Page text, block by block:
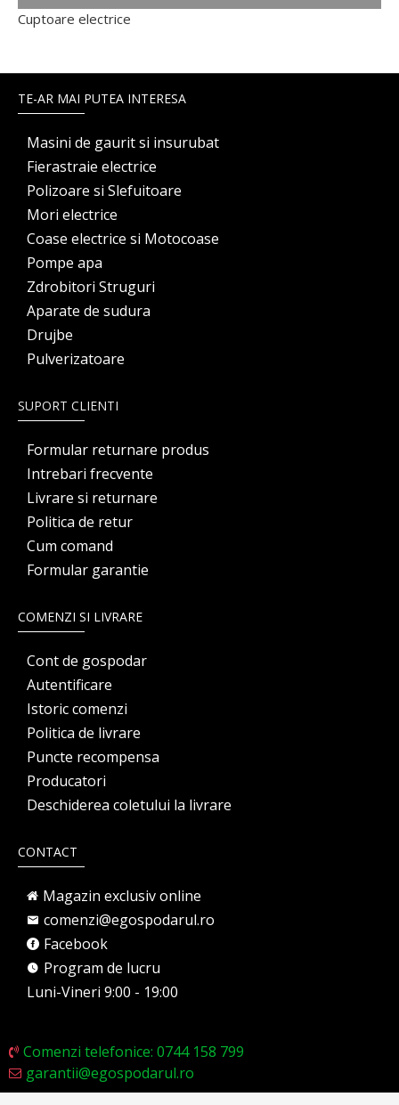
Cuptoare electrice
TE-AR MAI PUTEA INTERESA
Masini de gaurit si insurubat
Fierastraie electrice
Polizoare si Slefuitoare
Mori electrice
Coase electrice si Motocoase
Pompe apa
Zdrobitori Struguri
Aparate de sudura
Drujbe
Pulverizatoare
SUPORT CLIENTI
Formular returnare produs
Intrebari frecvente
Livrare si returnare
Politica de retur
Cum comand
Formular garantie
COMENZI SI LIVRARE
Cont de gospodar
Autentificare
Istoric comenzi
Politica de livrare
Puncte recompensa
Producatori
Deschiderea coletului la livrare
CONTACT
Magazin exclusiv online
comenzi@egospodarul.ro
Facebook
Program de lucru
Luni-Vineri 9:00 - 19:00
Comenzi telefonice: 0744 158 799
garantii@egospodarul.ro